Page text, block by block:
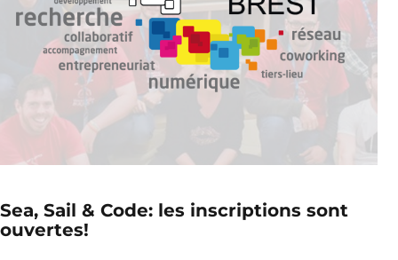
Sea, Sail & Code: les inscriptions sont
ouvertes!